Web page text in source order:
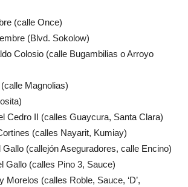
(calle Once)
(Blvd. Sokolow)
Colosio (calle Bugambilias o Arroyo
Magnolias)
Cedro II (calles Guaycura, Santa Clara)
(calles Nayarit, Kumiay)
(callejón Aseguradores, calle Encino)
Gallo (calles Pino 3, Sauce)
Morelos (calles Roble, Sauce, ‘D’,